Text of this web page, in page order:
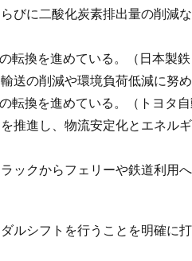
びに二酸化炭素排出量の削減
転換を進めている。（日本製鉄
送の削減や環境負荷低減に努め
転換を進めている。（トヨタ自
推進し、物流安定化とエネル
ックからフェリーや鉄道利用
ルシフトを行うことを明確に